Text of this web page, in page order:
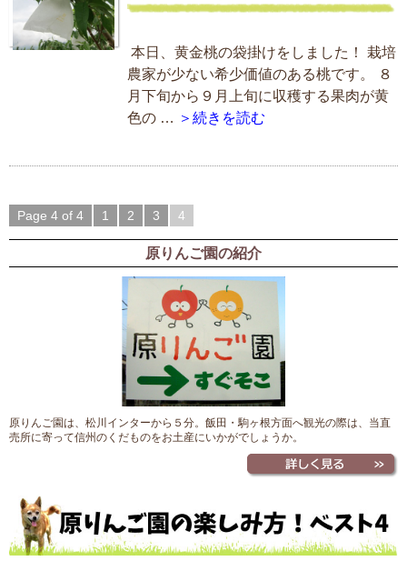
本日、黄金桃の袋掛けをしました！ 栽培
農家が少ない希少価値のある桃です。 ８
月下旬から９月上旬に収穫する果肉が黄
色の … ＞続きを読む
Page 4 of 4 1 2 3 4
原りんご園の紹介
原りんご園は、松川インターから５分。飯田・駒ヶ根方面へ観光の際は、当直
売所に寄って信州のくだものをお土産にいかがでしょうか。